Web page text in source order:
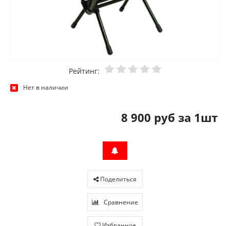
Рейтинг:
Нет в наличии
8 900 руб за 1шт
Поделиться
Сравнение